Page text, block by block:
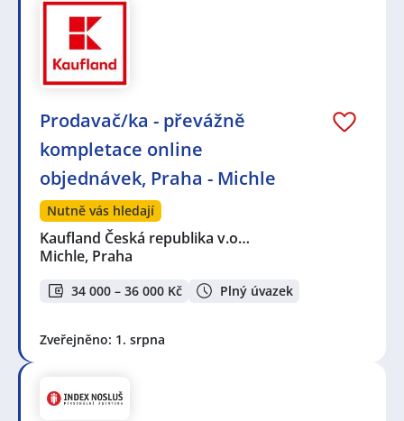
Prodavač/ka - převážně
kompletace online
objednávek, Praha - Michle
Nutně vás hledají
Kaufland Česká republika v.o…
Michle, Praha
34 000 – 36 000 Kč Plný úvazek
Zveřejněno: 1. srpna